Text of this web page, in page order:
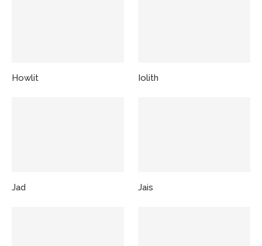
Howlit Iolith
Jad Jais